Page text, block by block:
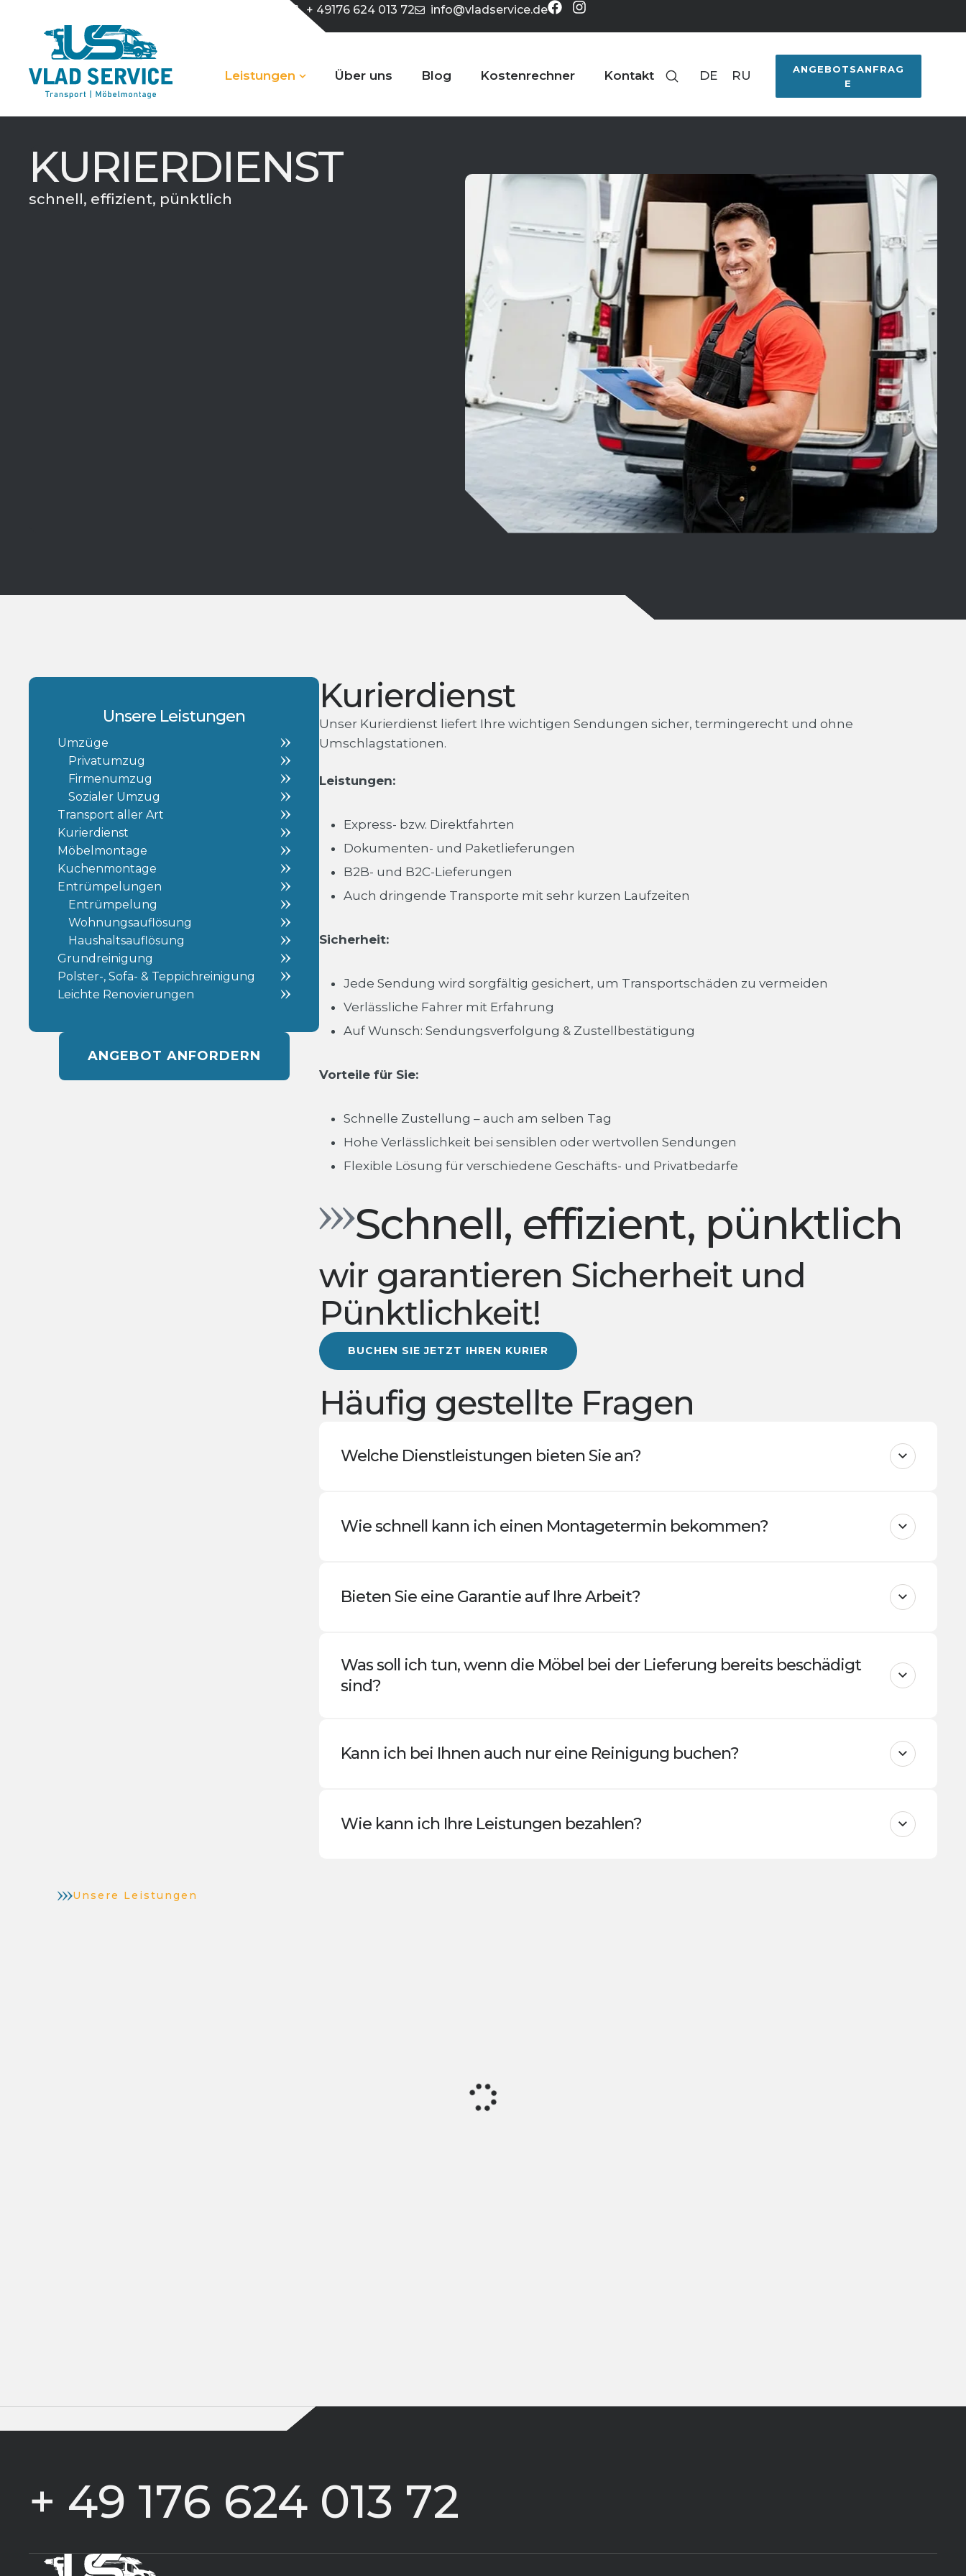
Leistungen Über uns Blog Kostenrechner Kontakt DE RU
ANGEBOTSANFRAG
E
+ 49176 624 013 72 info@vladservice.de
KURIERDIENST
schnell, effizient, pünktlich
Unsere Leistungen
Umzüge
Privatumzug
Firmenumzug
Sozialer Umzug
Transport aller Art
Kurierdienst
Möbelmontage
Kuchenmontage
Entrümpelungen
Entrümpelung
Wohnungsauflösung
Haushaltsauflösung
Grundreinigung
Polster-, Sofa- & Teppichreinigung
Leichte Renovierungen
ANGEBOT ANFORDERN
Kurierdienst
Unser Kurierdienst liefert Ihre wichtigen Sendungen sicher, termingerecht und ohne
Umschlagstationen.
Leistungen:
Express- bzw. Direktfahrten
Dokumenten- und Paketlieferungen
B2B- und B2C-Lieferungen
Auch dringende Transporte mit sehr kurzen Laufzeiten
Sicherheit:
Jede Sendung wird sorgfältig gesichert, um Transportschäden zu vermeiden
Verlässliche Fahrer mit Erfahrung
Auf Wunsch: Sendungsverfolgung & Zustellbestätigung
Vorteile für Sie:
Schnelle Zustellung – auch am selben Tag
Hohe Verlässlichkeit bei sensiblen oder wertvollen Sendungen
Flexible Lösung für verschiedene Geschäfts- und Privatbedarfe
Schnell, effizient, pünktlich
wir garantieren Sicherheit und
Pünktlichkeit!
BUCHEN SIE JETZT IHREN KURIER
Häufig gestellte Fragen
Welche Dienstleistungen bieten Sie an?
Wie schnell kann ich einen Montagetermin bekommen?
Bieten Sie eine Garantie auf Ihre Arbeit?
Was soll ich tun, wenn die Möbel bei der Lieferung bereits beschädigt
sind?
Kann ich bei Ihnen auch nur eine Reinigung buchen?
Wie kann ich Ihre Leistungen bezahlen?
Unsere Leistungen
+ 49 176 624 013 72